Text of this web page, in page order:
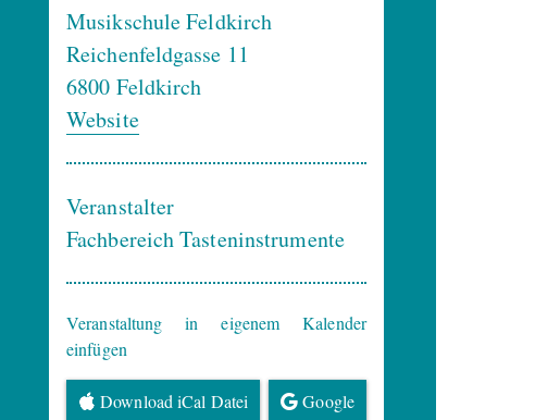
Musikschule Feldkirch
Reichenfeldgasse 11
6800 Feldkirch
Website
Veranstalter
Fachbereich Tasteninstrumente
Veranstaltung in eigenem Kalender
einfügen
Download iCal Datei Google